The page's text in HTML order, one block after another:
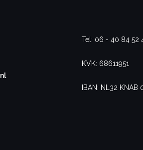
Tel: 06 - 40 84 52
KVK: 68611951
IBAN: NL32 KNAB